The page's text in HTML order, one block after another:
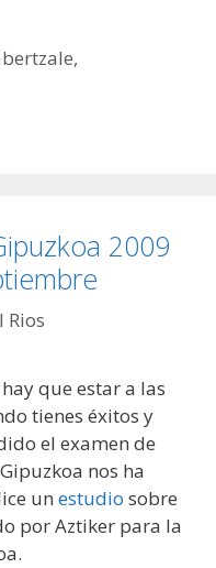
,
2009
Rios
que estar a las
tienes éxitos y
el examen de
nos ha
un estudio sobre
por Aztiker para la